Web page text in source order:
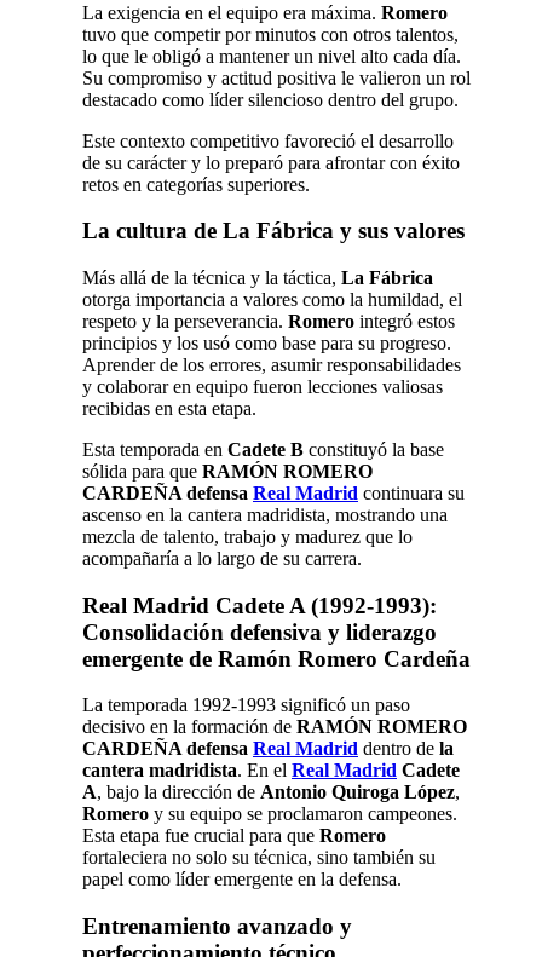
La exigencia en el equipo era máxima. Romero
tuvo que competir por minutos con otros talentos,
lo que le obligó a mantener un nivel alto cada día.
Su compromiso y actitud positiva le valieron un rol
destacado como líder silencioso dentro del grupo.
Este contexto competitivo favoreció el desarrollo
de su carácter y lo preparó para afrontar con éxito
retos en categorías superiores.
La cultura de La Fábrica y sus valores
Más allá de la técnica y la táctica, La Fábrica
otorga importancia a valores como la humildad, el
respeto y la perseverancia. Romero integró estos
principios y los usó como base para su progreso.
Aprender de los errores, asumir responsabilidades
y colaborar en equipo fueron lecciones valiosas
recibidas en esta etapa.
Esta temporada en Cadete B constituyó la base
sólida para que RAMÓN ROMERO
CARDEÑA defensa Real Madrid continuara su
ascenso en la cantera madridista, mostrando una
mezcla de talento, trabajo y madurez que lo
acompañaría a lo largo de su carrera.
Real Madrid Cadete A (1992-1993):
Consolidación defensiva y liderazgo
emergente de Ramón Romero Cardeña
La temporada 1992-1993 significó un paso
decisivo en la formación de RAMÓN ROMERO
CARDEÑA defensa Real Madrid dentro de la
cantera madridista. En el Real Madrid Cadete
A, bajo la dirección de Antonio Quiroga López,
Romero y su equipo se proclamaron campeones.
Esta etapa fue crucial para que Romero
fortaleciera no solo su técnica, sino también su
papel como líder emergente en la defensa.
Entrenamiento avanzado y